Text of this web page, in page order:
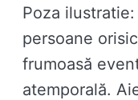
Poza
persoane
frumoasă
atemporală.